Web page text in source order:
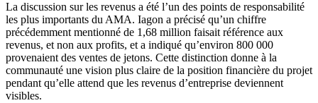
La discussion sur les revenus a été l’un des points de responsabilité
les plus importants du AMA. Iagon a précisé qu’un chiffre
précédemment mentionné de 1,68 million faisait référence aux
revenus, et non aux profits, et a indiqué qu’environ 800 000
provenaient des ventes de jetons. Cette distinction donne à la
communauté une vision plus claire de la position financière du projet
pendant qu’elle attend que les revenus d’entreprise deviennent
visibles.